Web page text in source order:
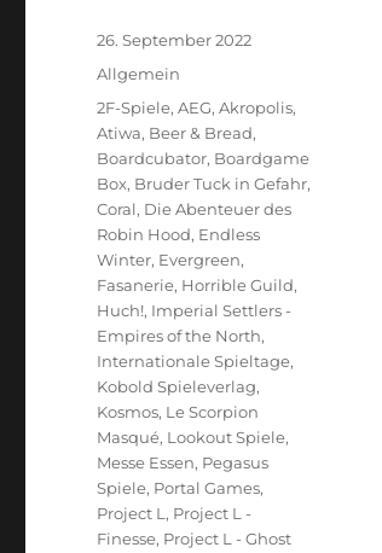
Veröffentlicht
am
26. September 2022
Kategorien
Allgemein
Schlagwörter
2F-Spiele,AEG,Akropolis,
Atiwa, Beer & Bread,
Boardcubator, Boardgame
Box, Bruder Tuck in Gefahr,
Coral, Die Abenteuer des
Robin Hood, Endless
Winter, Evergreen,
Fasanerie, Horrible Guild,
Huch!, Imperial Settlers -
Empires of the North,
Internationale Spieltage,
Kobold Spieleverlag,
Kosmos, Le Scorpion
Masqué, Lookout Spiele,
Messe Essen, Pegasus
Spiele, Portal Games,
Project L, Project L -
Finesse, Project L - Ghost